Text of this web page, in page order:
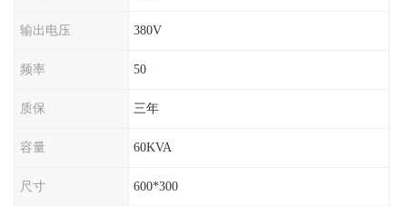
输出电压 380V
频率 50
质保 三年
容量 60KVA
尺寸 600*300